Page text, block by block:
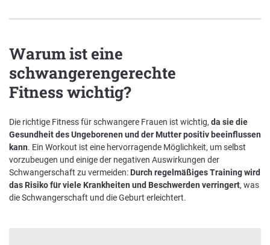
Warum ist eine
schwangerengerechte
Fitness wichtig?
Die richtige Fitness für schwangere Frauen ist wichtig, da sie die
Gesundheit des Ungeborenen und der Mutter positiv beeinflussen
kann. Ein Workout ist eine hervorragende Möglichkeit, um selbst
vorzubeugen und einige der negativen Auswirkungen der
Schwangerschaft zu vermeiden: Durch regelmäßiges Training wird
das Risiko für viele Krankheiten und Beschwerden verringert, was
die Schwangerschaft und die Geburt erleichtert.